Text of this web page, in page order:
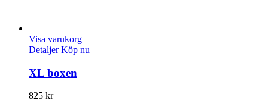
Visa varukorg
Detaljer Köp nu
XL boxen
825 kr